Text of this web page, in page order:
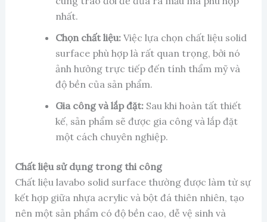
nhất.
Chọn chất liệu:Việc lựa chọn chất liệu solid
surface phù hợp là rất quan trọng, bởi nó
ảnh hưởng trực tiếp đến tính thẩm mỹ và
độ bền của sản phẩm.
Gia công và lắp đặt:Sau khi hoàn tất thiết
kế, sản phẩm sẽ được gia công và lắp đặt
một cách chuyên nghiệp.
Chất liệu sử dụng trong thi công
Chất liệu lavabo solid surface thường được làm từ sự
kết hợp giữa nhựa acrylic và bột đá thiên nhiên, tạo
nên một sản phẩm có độ bền cao, dễ vệ sinh và